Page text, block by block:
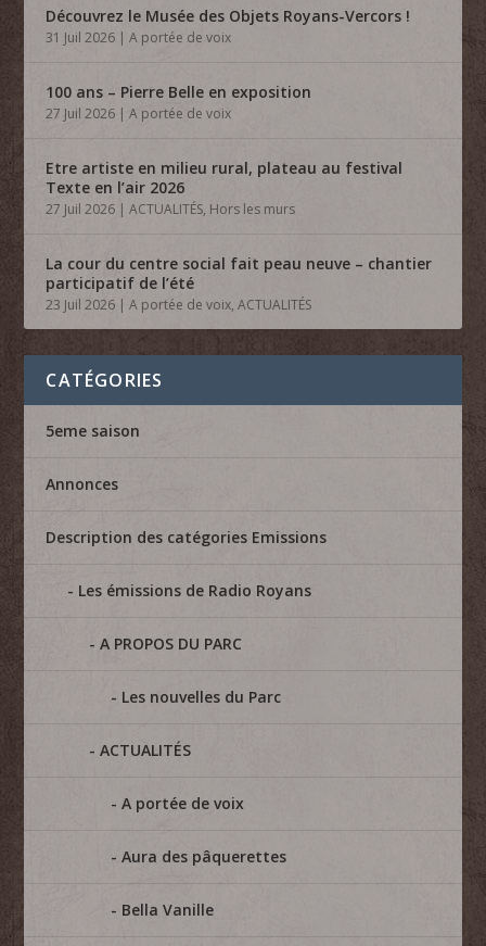
Découvrez le Musée des Objets Royans-Vercors !
31 Juil 2026 |A portée de voix
100 ans – Pierre Belle en exposition
27 Juil 2026 |A portée de voix
Etre artiste en milieu rural, plateau au festival
Texte en l’air 2026
27 Juil 2026 |ACTUALITÉS, Hors les murs
La cour du centre social fait peau neuve – chantier
participatif de l’été
23 Juil 2026 |A portée de voix,ACTUALITÉS
CATÉGORIES
5eme saison
Annonces
Description des catégories Emissions
Les émissions de Radio Royans
A PROPOS DU PARC
Les nouvelles du Parc
ACTUALITÉS
A portée de voix
Aura des pâquerettes
Bella Vanille